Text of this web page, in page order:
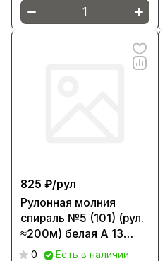
825 ₽/рул
Рулонная молния
спираль №5 (101) (рул.
≈200м) белая А 13
ГРАММ
0 Есть в наличии